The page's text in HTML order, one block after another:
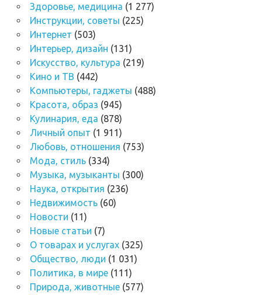
Здоровье, медицина (1 277)
Инструкции, советы (225)
Интернет (503)
Интерьер, дизайн (131)
Искусство, культура (219)
Кино и ТВ (442)
Компьютеры, гаджеты (488)
Красота, образ (945)
Кулинария, еда (878)
Личный опыт (1 911)
Любовь, отношения (753)
Мода, стиль(334)
Музыка, музыканты (300)
Наука, открытия (236)
Недвижимость(60)
Новости (11)
Новые статьи (7)
О товарах и услугах(325)
Общество, люди (1 031)
Политика, в мире(111)
Природа, животные(577)